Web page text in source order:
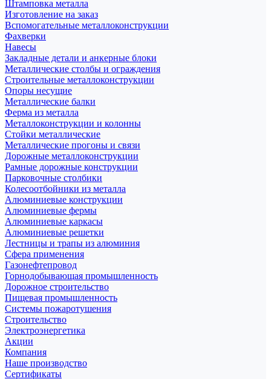
Штамповка металла
Изготовление на заказ
Вспомогательные металлоконструкции
Фахверки
Навесы
Закладные детали и анкерные блоки
Металлические столбы и ограждения
Строительные металлоконструкции
Опоры несущие
Металлические балки
Ферма из металла
Металлоконструкции и колонны
Стойки металлические
Металлические прогоны и связи
Дорожные металлоконструкции
Рамные дорожные конструкции
Парковочные столбики
Колесоотбойники из металла
Алюминиевые конструкции
Алюминиевые фермы
Алюминиевые каркасы
Алюминиевые решетки
Лестницы и трапы из алюминия
Сфера применения
Газонефтепровод
Горнодобывающая промышленность
Дорожное строительство
Пищевая промышленность
Системы пожаротушения
Строительство
Электроэнергетика
Акции
Компания
Наше производство
Сертификаты